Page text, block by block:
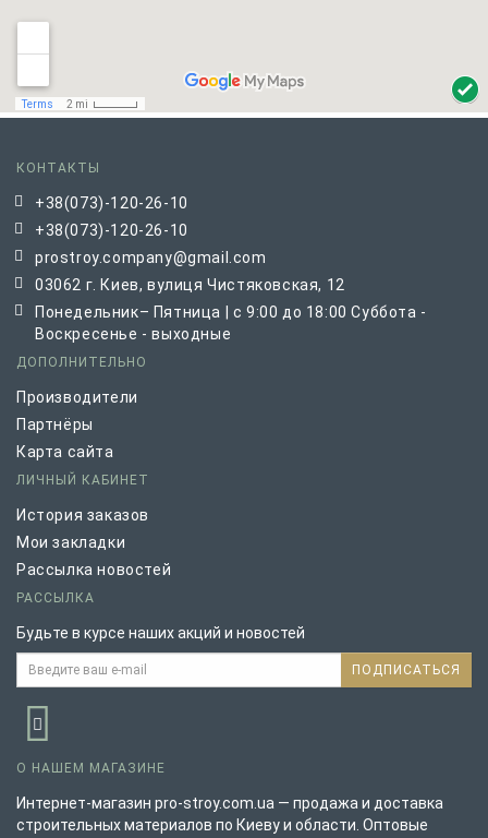
КОНТАКТЫ
+38(073)-120-26-10
+38(073)-120-26-10
prostroy.company@gmail.com
03062 г. Киев, вулиця Чистяковская, 12
Понедельник– Пятница | с 9:00 до 18:00 Суббота -
Воскресенье - выходные
ДОПОЛНИТЕЛЬНО
Производители
Партнёры
Карта сайта
ЛИЧНЫЙ КАБИНЕТ
История заказов
Мои закладки
Рассылка новостей
РАССЫЛКА
Будьте в курсе наших акций и новостей
ПОДПИСАТЬСЯ
О НАШЕМ МАГАЗИНЕ
Интернет-магазин pro-stroy.com.ua — продажа и доставка
строительных материалов по Киеву и области. Оптовые